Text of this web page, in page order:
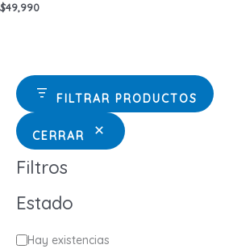
FILTRAR PRODUCTOS
CERRAR
Filtros
Estado
E Hay existencias
$49,990